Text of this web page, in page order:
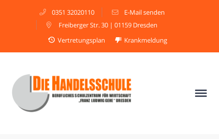
0351 32020110
E-Mail senden
Freiberger Str. 30 | 01159 Dresden
Vertretungsplan
Krankmeldung